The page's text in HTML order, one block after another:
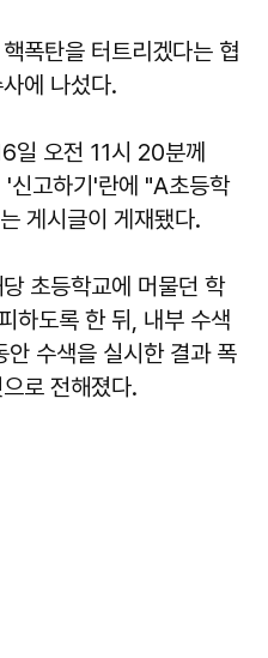
폭탄을 터트리겠다는 협
에 나섰다.
일 오전 11시 20분께
신고하기'란에 "A초등학
게시글이 게재됐다.
초등학교에 머물던 학
하도록 한 뒤, 내부 수색
수색을 실시한 결과 폭
로 전해졌다.